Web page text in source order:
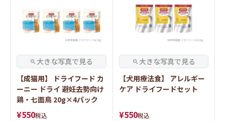
【成猫用】 ドライフード カ
ーニー ドライ 避妊去勢向け
鶏・七面鳥 20g×4パック
¥550税込
【犬用療法食】 アレルギー
ケア ドライフードセット
¥550税込